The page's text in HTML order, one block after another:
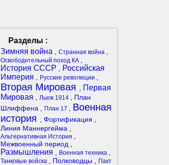
Разделы :
Зимняя война
Странная война
Освободительный поход КА
История СССР
Российская
Империя
Русские революции
Вторая Мировая
Первая
Мировая
Льеж 1914
План
Шлиффена
План 17
Военная
история
Фортификация
Линия Маннергейма
Альтернативная История
Межвоенный период
Размышления Военная техника
Танковые войска Полководцы
Пакт